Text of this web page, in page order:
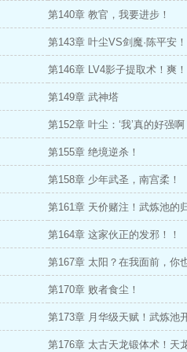
第140章 教官，我要进步！
第143章 叶尘VS剑魔·陈平安！
第146章 LV4影子提取术！爽！
第149章 武神塔
第152章 叶尘：‘我’真的好强啊
第155章 绝境逆杀！
第158章 少年武圣，南宫柔！
第161章 天价赌注！武炼池的
第164章 这家伙正的发邪！！
第167章 太阳？在我面前，你
第170章 败者食尘！
第173章 月华级天赋！武炼池
第176章 太古天龙锻体术！天